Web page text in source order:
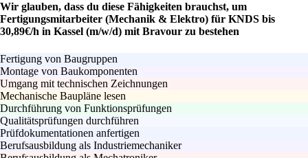
Wir glauben, dass du diese Fähigkeiten brauchst, um
Fertigungsmitarbeiter (Mechanik & Elektro) für KNDS bis
30,89€/h in Kassel (m/w/d) mit Bravour zu bestehen
Fertigung von Baugruppen
Montage von Baukomponenten
Umgang mit technischen Zeichnungen
Mechanische Baupläne lesen
Durchführung von Funktionsprüfungen
Qualitätsprüfungen durchführen
Prüfdokumentationen anfertigen
Berufsausbildung als Industriemechaniker